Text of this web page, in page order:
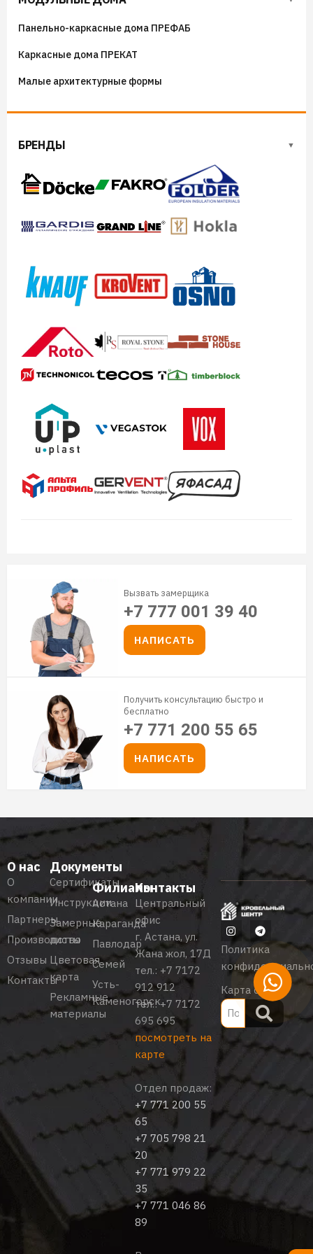
Панельно-каркасные дома ПРЕФАБ
Каркасные дома ПРЕКАТ
Малые архитектурные формы
БРЕНДЫ
Вызвать замерщика
+7 777 001 39 40
НАПИСАТЬ
Получить консультацию быстро и
бесплатно
+7 771 200 55 65
НАПИСАТЬ
О нас
О
компании
Партнеры
Производство
Отзывы
Контакты
Документы
Сертификаты
Инструкции
Замерные
листы
Цветовая
карта
Рекламные
материалы
Филиалы
Астана
Караганда
Павлодар
Семей
Усть-
Каменогорск
Контакты
Центральный
офис
г. Астана, ул.
Жана жол, 17Д
тел.: +7 7172
912 912
тел.:+7 7172
695 695
посмотреть на
карте
Отдел продаж:
+7 771 200 55
65
+7 705 798 21
20
+7 771 979 22
35
+7 771 046 86
89
Политика
Карта сайта